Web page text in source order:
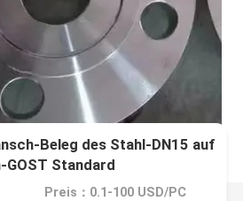
Beleg des Stahl-DN15 auf
GOST Standard
Preis：0.1-100 USD/PC